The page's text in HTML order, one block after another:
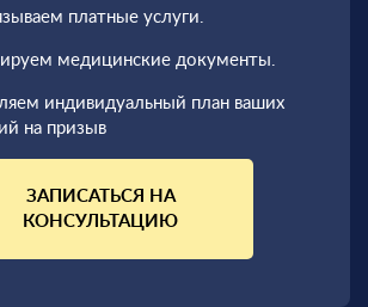
платные услуги.
медицинские документы.
индивидуальный план ваших
на призыв
ЗАПИСАТЬСЯ НА
КОНСУЛЬТАЦИЮ